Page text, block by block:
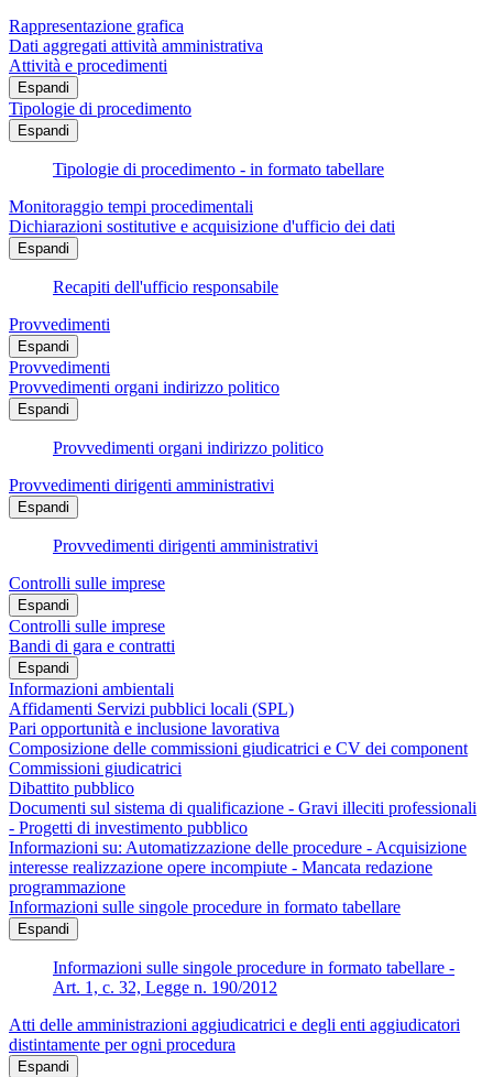
Rappresentazione grafica
Dati aggregati attività amministrativa
Attività e procedimenti
Espandi
Tipologie di procedimento
Espandi
Tipologie di procedimento - in formato tabellare
Monitoraggio tempi procedimentali
Dichiarazioni sostitutive e acquisizione d'ufficio dei dati
Espandi
Recapiti dell'ufficio responsabile
Provvedimenti
Espandi
Provvedimenti
Provvedimenti organi indirizzo politico
Espandi
Provvedimenti organi indirizzo politico
Provvedimenti dirigenti amministrativi
Espandi
Provvedimenti dirigenti amministrativi
Controlli sulle imprese
Espandi
Controlli sulle imprese
Bandi di gara e contratti
Espandi
Informazioni ambientali
Affidamenti Servizi pubblici locali (SPL)
Pari opportunità e inclusione lavorativa
Composizione delle commissioni giudicatrici e CV dei component
Commissioni giudicatrici
Dibattito pubblico
Documenti sul sistema di qualificazione - Gravi illeciti professionali
- Progetti di investimento pubblico
Informazioni su: Automatizzazione delle procedure - Acquisizione
interesse realizzazione opere incompiute - Mancata redazione
programmazione
Informazioni sulle singole procedure in formato tabellare
Espandi
Informazioni sulle singole procedure in formato tabellare -
Art. 1, c. 32, Legge n. 190/2012
Atti delle amministrazioni aggiudicatrici e degli enti aggiudicatori
distintamente per ogni procedura
Espandi